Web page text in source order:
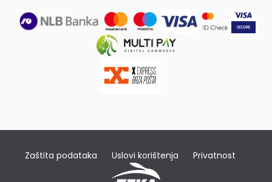
Zaštita podataka Uslovi korištenja Privatnost